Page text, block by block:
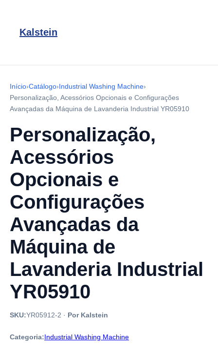
Kalstein
Início›Catálogo›Industrial Washing Machine›
Personalização, Acessórios Opcionais e Configurações
Avançadas da Máquina de Lavanderia Industrial YR05910
Personalização,
Acessórios
Opcionais e
Configurações
Avançadas da
Máquina de
Lavanderia Industrial
YR05910
SKU:YR05912-2 · Por Kalstein
Categoria:Industrial Washing Machine